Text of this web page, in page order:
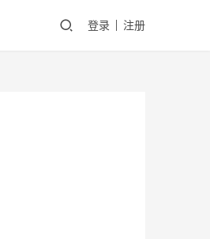
登录 注册